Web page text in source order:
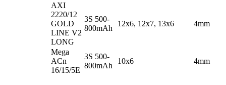
AXI
2220/12
GOLD
LINE V2
LONG
3S 500-
800mAh
12x6, 12x7, 13x6 4mm
Mega
ACn
16/15/5E
3S 500-
800mAh
10x6 4mm